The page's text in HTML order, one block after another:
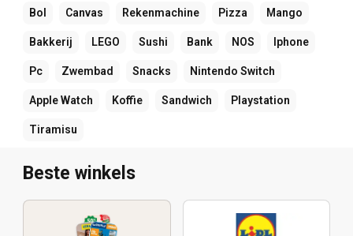
Bol Canvas Rekenmachine Pizza Mango
Bakkerij LEGO Sushi Bank NOS Iphone
Pc Zwembad Snacks Nintendo Switch
Apple Watch Koffie Sandwich Playstation
Tiramisu
Beste winkels